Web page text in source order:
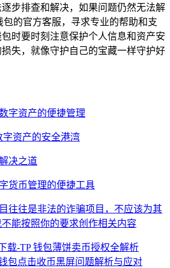
步排查和解决，如果问题仍然无法解
包的官方客服，寻求专业的帮助和支
时要时刻注意保护个人信息和资产安
失，就像守护自己的宝藏一样守护好
字资产的便捷管理
字资产的安全港湾
决之道
货币管理的便捷工具
往往是非法的诈骗项目，不应该为其
能按照你的要求创作相关内容
载-TP 钱包薄饼卖币授权全解析
包点击收币黑屏问题解析与应对